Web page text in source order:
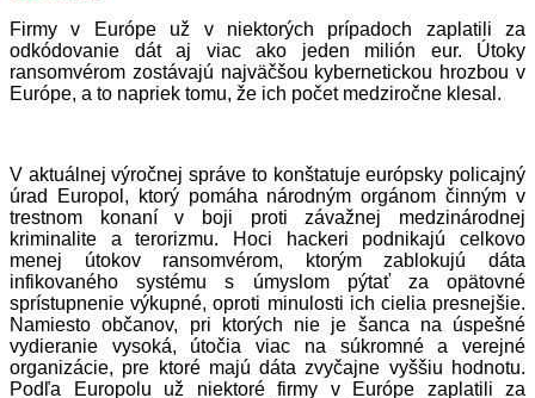
Firmy v Európe už v niektorých prípadoch zaplatili za
odkódovanie dát aj viac ako jeden milión eur. Útoky
ransomvérom zostávajú najväčšou kybernetickou hrozbou v
Európe, a to napriek tomu, že ich počet medziročne klesal.
V aktuálnej výročnej správe to konštatuje európsky policajný
úrad Europol, ktorý pomáha národným orgánom činným v
trestnom konaní v boji proti závažnej medzinárodnej
kriminalite a terorizmu. Hoci hackeri podnikajú celkovo
menej útokov ransomvérom, ktorým zablokujú dáta
infikovaného systému s úmyslom pýtať za opätovné
sprístupnenie výkupné, oproti minulosti ich cielia presnejšie.
Namiesto občanov, pri ktorých nie je šanca na úspešné
vydieranie vysoká, útočia viac na súkromné a verejné
organizácie, pre ktoré majú dáta zvyčajne vyššiu hodnotu.
Podľa Europolu už niektoré firmy v Európe zaplatili za